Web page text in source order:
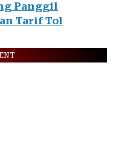
Panggil
Tarif Tol